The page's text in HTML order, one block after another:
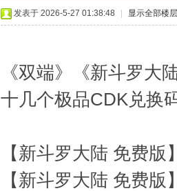
发表于 2026-5-27 01:38:48 显示全部楼层
《双端》《新斗罗大
十几个极品CDK兑换
【新斗罗大陆 免费
【新斗罗大陆 免费